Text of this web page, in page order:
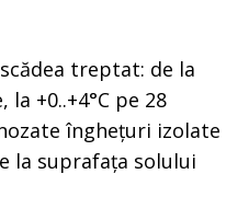
treptat: de la
la +0..+4°C pe 28
înghețuri izolate
la suprafața solului